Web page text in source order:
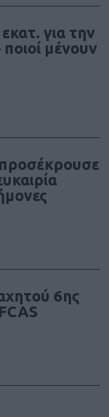
για την
μένουν
6ης